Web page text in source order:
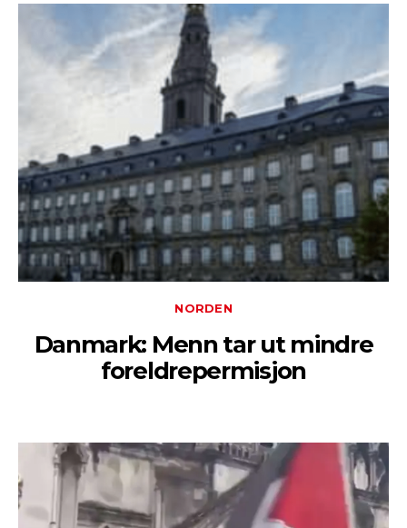
NORDEN
Danmark: Menn tar ut mindre
foreldrepermisjon